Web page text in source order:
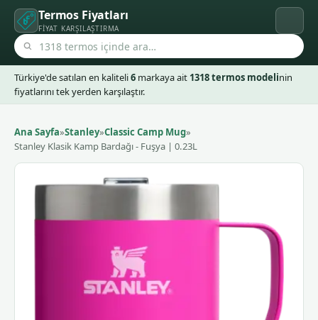
Termos Fiyatları
FIYAT KARŞILAŞTIRMA
Türkiye'de satılan en kaliteli6 markaya ait 1318 termos modelinin
fiyatlarını tek yerden karşılaştır.
Ana Sayfa»Stanley»Classic Camp Mug»
Stanley Klasik Kamp Bardağı - Fuşya | 0.23L